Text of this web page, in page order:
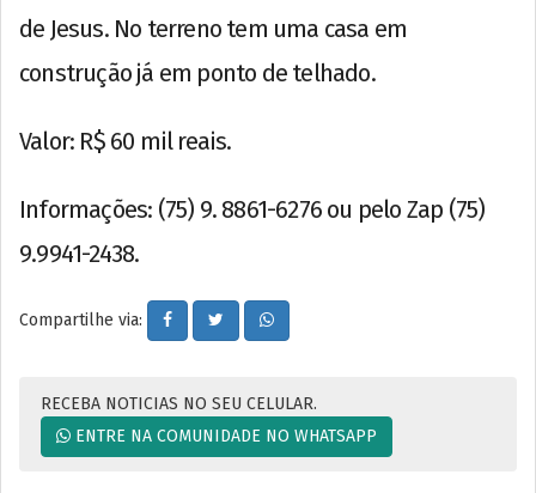
de Jesus. No terreno tem uma casa em
construção já em ponto de telhado.
Valor: R$ 60 mil reais.
Informações: (75) 9. 8861-6276 ou pelo Zap (75)
9.9941-2438.
Compartilhe via:
RECEBA NOTICIAS NO SEU CELULAR.
ENTRE NA COMUNIDADE NO WHATSAPP